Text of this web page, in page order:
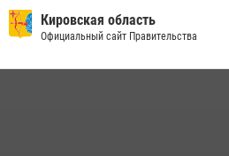
вневедомственную охрану и
22 июля 2026, 14:51 1 2
Кировская область
Официальный сайт Правительства